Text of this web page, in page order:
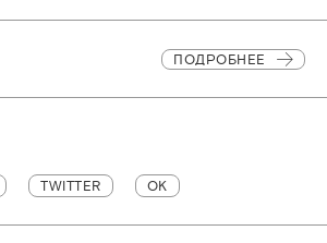
ПОДРОБНЕЕ
TWITTER OK